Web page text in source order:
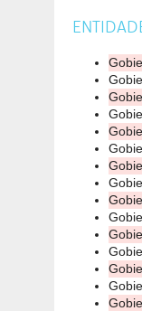
Oficinas del Ejecutivo